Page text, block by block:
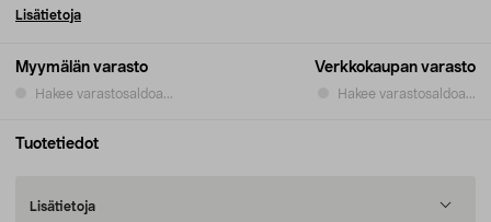
Myymälän varasto
Hakee varastosaldoa...
Verkkokaupan varasto
Hakee varastosaldoa...
Lisätietoja
Tuotetiedot
Lisätietoja